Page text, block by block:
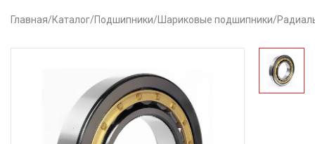
Главная/Каталог/Подшипники/ Шариковые подшипники/